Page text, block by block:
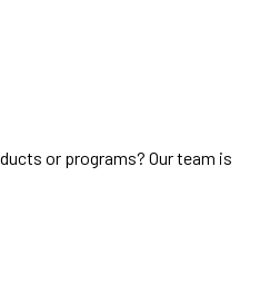
or programs? Our team is